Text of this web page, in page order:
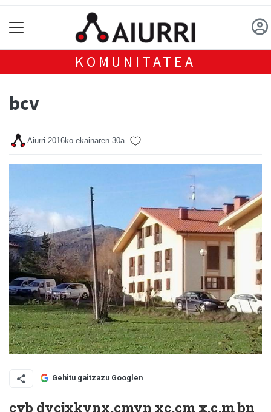
KOMUNITATEA
bcv
Aiurri 2016ko ekainaren 30a
Gehitu gaitzazu Googlen
cvb dvcjxkvnx,cmvn xc,cm x.c,m bn